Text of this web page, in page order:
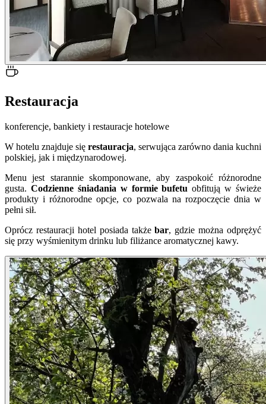
Restauracja
konferencje, bankiety i restauracje hotelowe
W hotelu znajduje się restauracja, serwująca zarówno dania kuchni
polskiej, jak i międzynarodowej.
Menu jest starannie skomponowane, aby zaspokoić różnorodne
gusta. Codzienne śniadania w formie bufetuobfitują w świeże
produkty i różnorodne opcje, co pozwala na rozpoczęcie dnia w
pełni sił.
Oprócz restauracji hotel posiada takżebar, gdzie można odprężyć
się przy wyśmienitym drinku lub filiżance aromatycznej kawy.